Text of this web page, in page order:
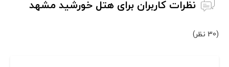
نظرات کاربران برای هتل خورشید مشهد
(30 نظر)